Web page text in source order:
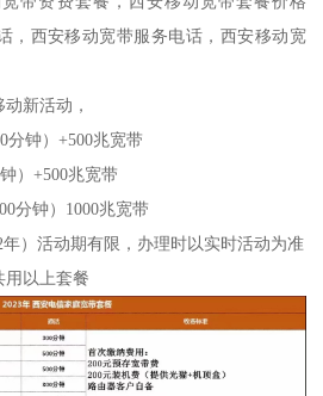
，西安移动宽带服务电话，西安移动宽
新活动，
分钟）+500兆宽带
）+500兆宽带
分钟）1000兆宽带
年）活动期有限，办理时以实时活动为准
用以上套餐